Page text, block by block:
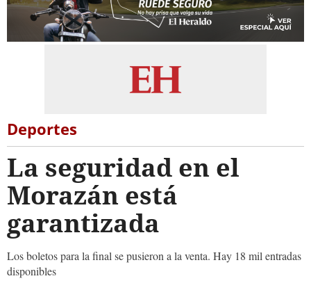
Deportes
La seguridad en el
Morazán está
garantizada
Los boletos para la final se pusieron a la venta. Hay 18 mil entradas
disponibles